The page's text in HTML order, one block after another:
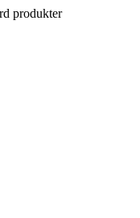
produkter